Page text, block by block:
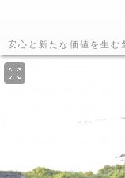
安心と新たな価値を生む